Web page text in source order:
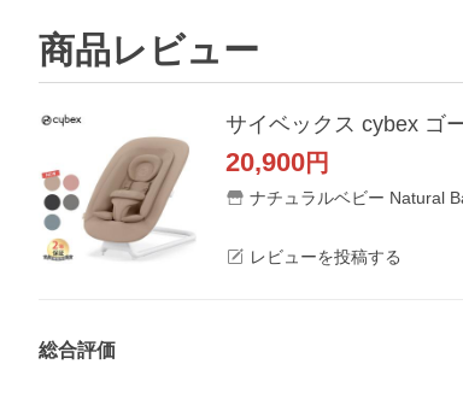
商品レビュー
サイベックス cybex ゴ
20,900円
ナチュラルベビー Natural
レビューを投稿する
総合評価